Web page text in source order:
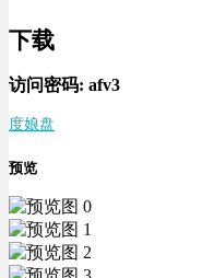
下载
访问密码: afv3
度娘盘
预览